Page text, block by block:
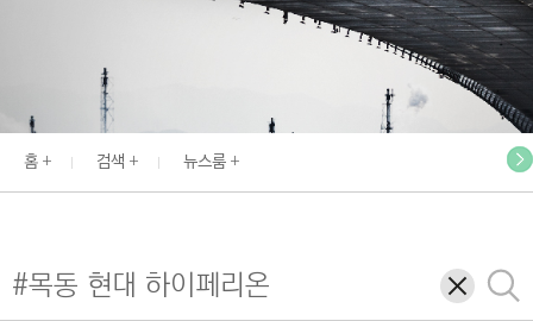
E
N
N
E
홈 검색 뉴스룸
삭
제
검
색